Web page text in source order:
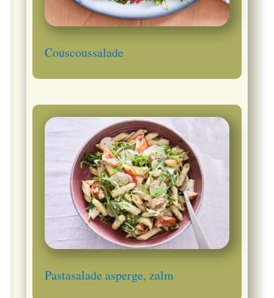
Couscoussalade
Pastasalade asperge, zalm